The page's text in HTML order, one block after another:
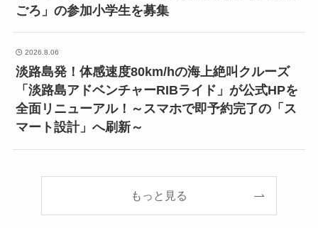
ごろ」の参加小学生を募集
2026.8.06
淡路島発！体感速度80km/hの海上絶叫クルーズ
「淡路島アドベンチャーRIBライド」が公式HPを
全面リニューアル！～スマホで即予約完了の「ス
マート設計」へ刷新～
もっと見る